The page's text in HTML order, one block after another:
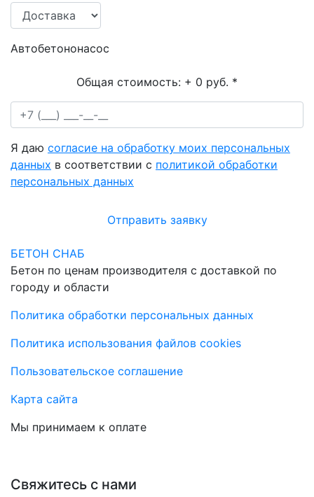
Автобетононасос
Общая стоимость: + 0 руб. *
Я даю согласие на обработку моих персональных
данных в соответствии с политикой обработки
персональных данных
Отправить заявку
БЕТОН СНАБ
Бетон по ценам производителя с доставкой по
городу и области
Политика обработки персональных данных
Политика использования файлов cookies
Пользовательское соглашение
Карта сайта
Мы принимаем к оплате
Свяжитесь с нами